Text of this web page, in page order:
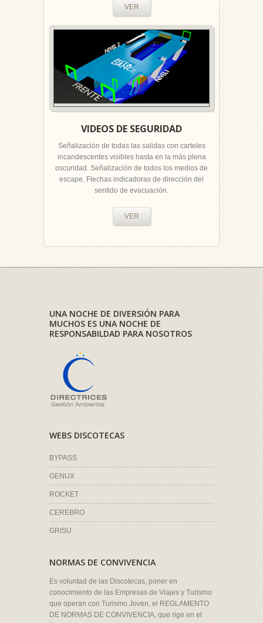
VER
VIDEOS DE SEGURIDAD
Señalización de todas las salidas con carteles
incandescentes visibles hasta en la más plena
oscuridad. Señalización de todos los medios de
escape. Flechas indicadoras de dirección del
sentido de evacuación.
VER
UNA NOCHE DE DIVERSIÓN PARA
MUCHOS ES UNA NOCHE DE
RESPONSABILDAD PARA NOSOTROS
WEBS DISCOTECAS
BYPASS
GENUX
ROCKET
CEREBRO
GRISU
NORMAS DE CONVIVENCIA
Es voluntad de las Discotecas, poner en
conocimiento de las Empresas de Viajes y Turismo
que operan con Turismo Joven, el REGLAMENTO
DE NORMAS DE CONVIVENCIA, que rige en el